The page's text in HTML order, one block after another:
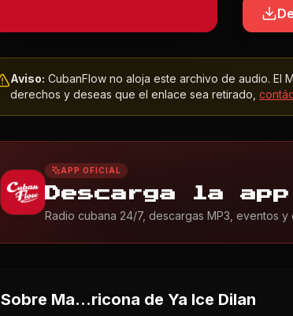
Aviso: CubanFlow no aloja este archivo de audio. El
derechos y deseas que el enlace sea retirado,
APP OFICIAL
Descarga la app
Radio cubana 24/7, descargas MP3, eventos
Sobre Ma…ricona de Ya Ice Dilan